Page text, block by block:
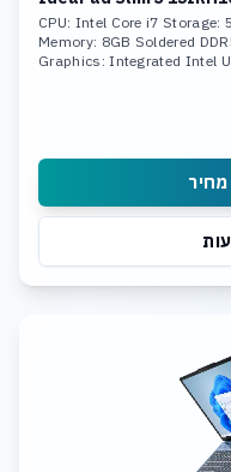
CPU: Intel Core i7 Storage:
Memory: 8GB Soldered
Graphics: Integrated Intel